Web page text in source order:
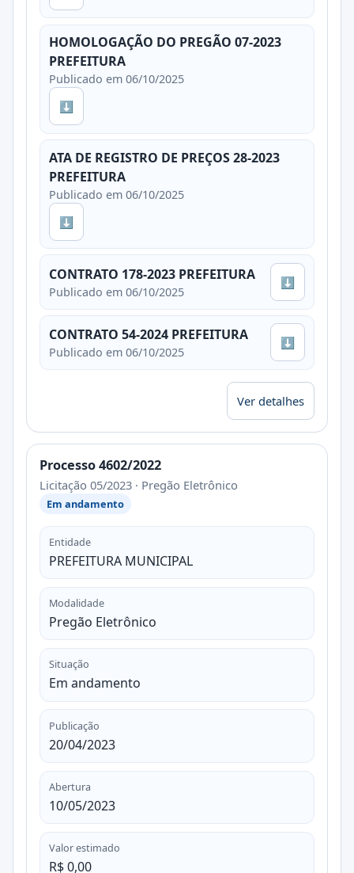
HOMOLOGAÇÃO DO PREGÃO 07-2023
PREFEITURA
Publicado em 06/10/2025
⬇
ATA DE REGISTRO DE PREÇOS 28-2023
PREFEITURA
Publicado em 06/10/2025
⬇
CONTRATO 178-2023 PREFEITURA
Publicado em 06/10/2025
⬇
CONTRATO 54-2024 PREFEITURA
Publicado em 06/10/2025
⬇
Ver detalhes
Processo 4602/2022
Licitação 05/2023 · Pregão Eletrônico
Em andamento
Entidade
PREFEITURA MUNICIPAL
Modalidade
Pregão Eletrônico
Situação
Em andamento
Publicação
20/04/2023
Abertura
10/05/2023
Valor estimado
R$ 0,00